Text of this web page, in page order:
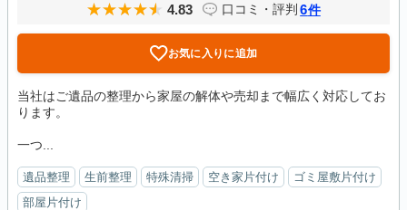
4.83 口コミ・評判 6件
お気に入りに追加
当社はご遺品の整理から家屋の解体や売却まで幅広く対応してお
ります。
一つ...
遺品整理 生前整理 特殊清掃 空き家片付け
ゴミ屋敷片付け
部屋片付け